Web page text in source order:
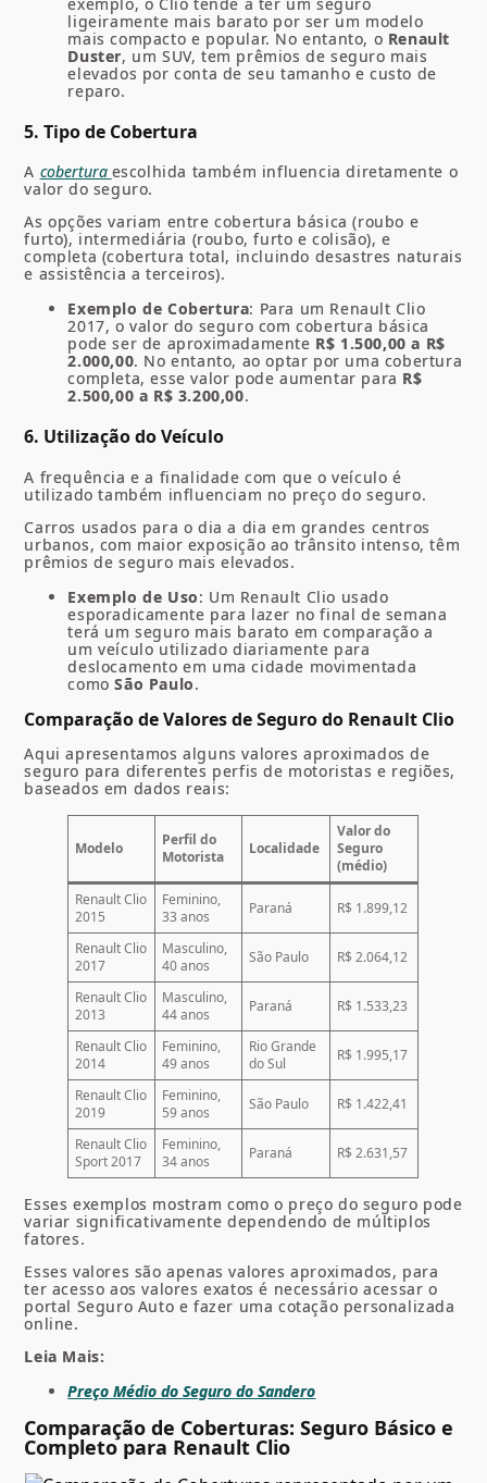
ligeiramente mais barato por ser um modelo
mais compacto e popular. No entanto, o Renault
Duster, um SUV, tem prêmios de seguro mais
elevados por conta de seu tamanho e custo de
reparo.
5. Tipo de Cobertura
A cobertura escolhida também influencia diretamente o
valor do seguro.
As opções variam entre cobertura básica (roubo e
furto), intermediária (roubo, furto e colisão), e
completa (cobertura total, incluindo desastres naturais
e assistência a terceiros).
Exemplo de Cobertura: Para um Renault Clio
2017, o valor do seguro com cobertura básica
pode ser de aproximadamente R$ 1.500,00 a R$
2.000,00. No entanto, ao optar por uma cobertura
completa, esse valor pode aumentar para R$
2.500,00 a R$ 3.200,00.
6. Utilização do Veículo
A frequência e a finalidade com que o veículo é
utilizado também influenciam no preço do seguro.
Carros usados para o dia a dia em grandes centros
urbanos, com maior exposição ao trânsito intenso, têm
prêmios de seguro mais elevados.
Exemplo de Uso: Um Renault Clio usado
esporadicamente para lazer no final de semana
terá um seguro mais barato em comparação a
um veículo utilizado diariamente para
deslocamento em uma cidade movimentada
comoSão Paulo.
Comparação de Valores de Seguro do Renault Clio
Aqui apresentamos alguns valores aproximados de
seguro para diferentes perfis de motoristas e regiões,
baseados em dados reais:
Modelo
Perfil do
Motorista
Localidade
Valor do
Seguro
(médio)
Renault Clio
2015
Feminino,
33 anos
Paraná R$ 1.899,12
Renault Clio
2017
Masculino,
40 anos
São Paulo R$ 2.064,12
Renault Clio
2013
Masculino,
44 anos
Paraná R$ 1.533,23
Renault Clio
2014
Feminino,
49 anos
Rio Grande
do Sul
R$ 1.995,17
Renault Clio
2019
Feminino,
59 anos
São Paulo R$ 1.422,41
Renault Clio
Sport 2017
Feminino,
34 anos
Paraná R$ 2.631,57
Esses exemplos mostram como o preço do seguro pode
variar significativamente dependendo de múltiplos
fatores.
Esses valores são apenas valores aproximados, para
ter acesso aos valores exatos é necessário acessar o
portal Seguro Auto e fazer uma cotação personalizada
online.
Leia Mais:
Preço Médio do Seguro do Sandero
Comparação de Coberturas: Seguro Básico e
Completo para Renault Clio